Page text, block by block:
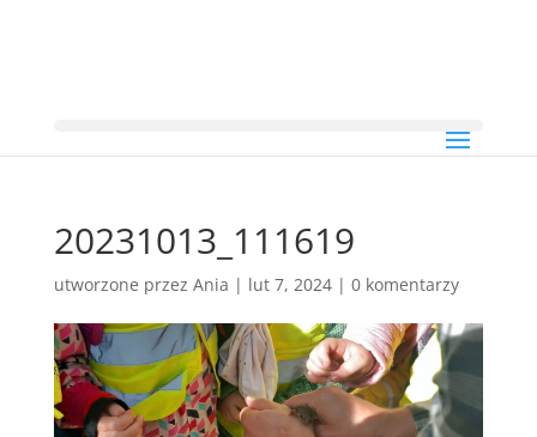
20231013_111619
utworzone przez Ania | lut 7, 2024| 0 komentarzy